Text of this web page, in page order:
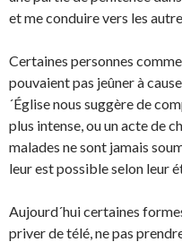
et me conduire vers les
Certaines personnes
pouvaient pas jeûner à
´Église nous suggère de
plus intense, ou un acte de
malades ne sont jamais
leur est possible selon leur
Aujourd´hui certaines
priver de télé, ne pas